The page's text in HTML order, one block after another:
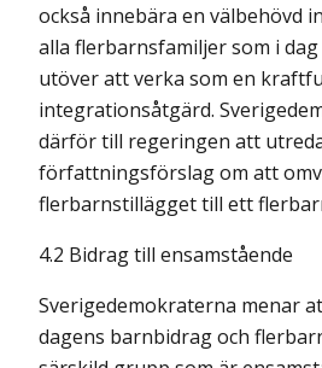
också innebära en välbehövd
alla flerbarns­familjer som i
utöver att verka som en
integrationsåtgärd.
därför till regeringen att
författnings­förslag om att
flerbarnstillägget till ett
4.2 Bidrag till ensamstående
Sverigedemokraterna menar
dagens barnbidrag och